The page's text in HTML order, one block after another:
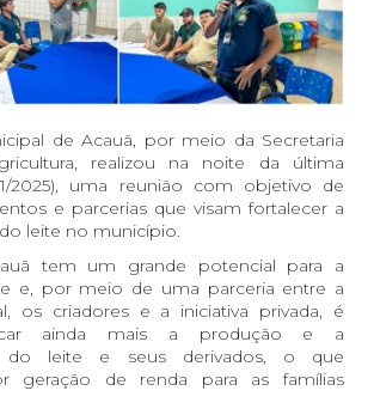
de Acauã, por meio da Secretaria
realizou na noite da última
2025), uma reunião com objetivo de
e parcerias que visam fortalecer a
leite no município.
tem um grande potencial para a
e, por meio de uma parceria entre a
os criadores e a iniciativa privada, é
ainda mais a produção e a
do leite e seus derivados, o que
geração de renda para as famílias